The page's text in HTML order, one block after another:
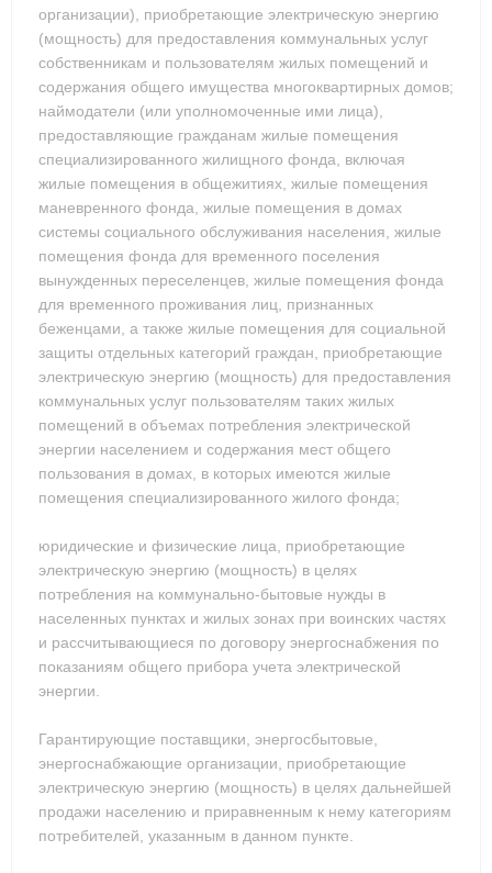
организации), приобретающие электрическую энергию
(мощность) для предоставления коммунальных услуг
собственникам и пользователям жилых помещений и
содержания общего имущества многоквартирных домов;
наймодатели (или уполномоченные ими лица),
предоставляющие гражданам жилые помещения
специализированного жилищного фонда, включая
жилые помещения в общежитиях, жилые помещения
маневренного фонда, жилые помещения в домах
системы социального обслуживания населения, жилые
помещения фонда для временного поселения
вынужденных переселенцев, жилые помещения фонда
для временного проживания лиц, признанных
беженцами, а также жилые помещения для социальной
защиты отдельных категорий граждан, приобретающие
электрическую энергию (мощность) для предоставления
коммунальных услуг пользователям таких жилых
помещений в объемах потребления электрической
энергии населением и содержания мест общего
пользования в домах, в которых имеются жилые
помещения специализированного жилого фонда;
юридические и физические лица, приобретающие
электрическую энергию (мощность) в целях
потребления на коммунально-бытовые нужды в
населенных пунктах и жилых зонах при воинских частях
и рассчитывающиеся по договору энергоснабжения по
показаниям общего прибора учета электрической
энергии.
Гарантирующие поставщики, энергосбытовые,
энергоснабжающие организации, приобретающие
электрическую энергию (мощность) в целях дальнейшей
продажи населению и приравненным к нему категориям
потребителей, указанным в данном пункте.